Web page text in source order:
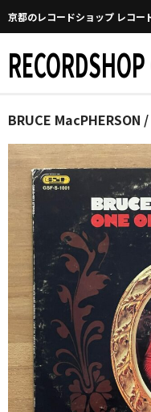
京都のレコードショップ レコー
Home
マイページ
GGについて
買取について
取り置きなどについて
Categories
New Arrivals
新譜
GG RECORD （当店の
BRUCE MacPHERSON